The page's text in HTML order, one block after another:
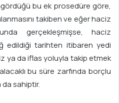
bu ek prosedüre göre,
takiben ve eğer haciz
gerçekleşmişse, haciz
edildiği tarihten itibaren yedi
ya da iflas yoluyla takip etmek
bu süre zarfında borçlu
da sahiptir.